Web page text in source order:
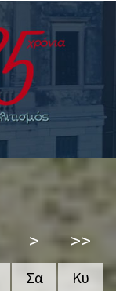
> >>
Σα
Κυ